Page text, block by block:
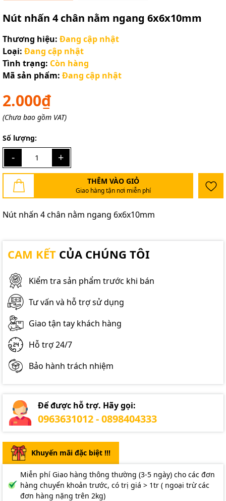
Nút nhấn 4 chân nằm ngang 6x6x10mm
Thương hiệu: Đang cập nhật
Loại: Đang cập nhật
Tình trạng: Còn hàng
Mã sản phẩm: Đang cập nhật
2.000₫
(Chưa bao gồm VAT)
Số lượng:
- +
THÊM VÀO GIỎ
Giao hàng tận nơi miễn phí
Nút nhấn 4 chân nằm ngang 6x6x10mm
CAM KẾT CỦA CHÚNG TÔI
Kiểm tra sản phẩm trước khi bán
Tư vấn và hỗ trợ sử dụng
Giao tận tay khách hàng
Hỗ trợ 24/7
Bảo hành trách nhiệm
Để được hỗ trợ. Hãy gọi:
0963631012 - 0898404333
Khuyến mãi đặc biệt !!!
Miễn phí Giao hàng thông thường (3-5 ngày) cho các đơn
hàng chuyển khoản trước, có trị giá > 1tr ( ngoại trừ các
đơn hàng nặng trên 2kg)